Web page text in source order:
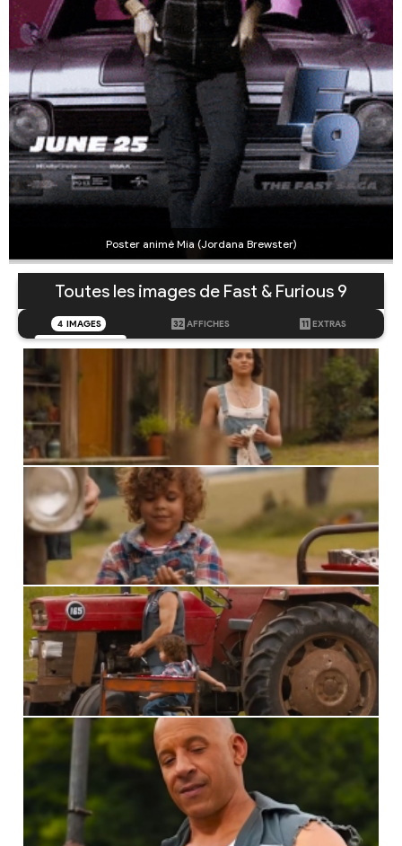
Poster animé Mia (Jordana Brewster)
Toutes les images de Fast & Furious 9
4 IMAGES 32 AFFICHES 11 EXTRAS